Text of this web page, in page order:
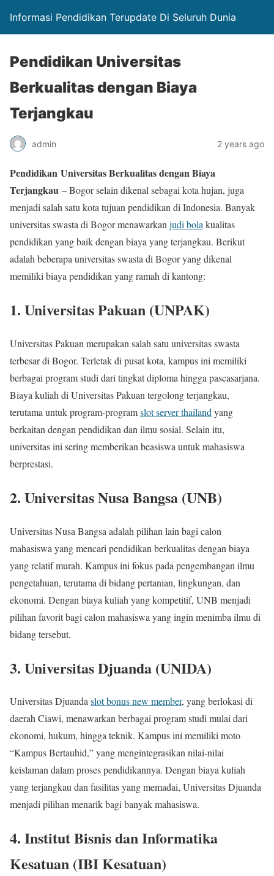
Informasi Pendidikan Terupdate Di Seluruh Dunia
Pendidikan Universitas
Berkualitas dengan Biaya
Terjangkau
admin 2 years ago
Pendidikan Universitas Berkualitas dengan Biaya
Terjangkau – Bogor selain dikenal sebagai kota hujan, juga
menjadi salah satu kota tujuan pendidikan di Indonesia. Banyak
universitas swasta di Bogor menawarkan judi bola kualitas
pendidikan yang baik dengan biaya yang terjangkau. Berikut
adalah beberapa universitas swasta di Bogor yang dikenal
memiliki biaya pendidikan yang ramah di kantong:
1. Universitas Pakuan (UNPAK)
Universitas Pakuan merupakan salah satu universitas swasta
terbesar di Bogor. Terletak di pusat kota, kampus ini memiliki
berbagai program studi dari tingkat diploma hingga pascasarjana.
Biaya kuliah di Universitas Pakuan tergolong terjangkau,
terutama untuk program-programslot server thailand yang
berkaitan dengan pendidikan dan ilmu sosial. Selain itu,
universitas ini sering memberikan beasiswa untuk mahasiswa
berprestasi.
2. Universitas Nusa Bangsa (UNB)
Universitas Nusa Bangsa adalah pilihan lain bagi calon
mahasiswa yang mencari pendidikan berkualitas dengan biaya
yang relatif murah. Kampus ini fokus pada pengembangan ilmu
pengetahuan, terutama di bidang pertanian, lingkungan, dan
ekonomi. Dengan biaya kuliah yang kompetitif, UNB menjadi
pilihan favorit bagi calon mahasiswa yang ingin menimba ilmu di
bidang tersebut.
3. Universitas Djuanda (UNIDA)
Universitas Djuandaslot bonus new member, yang berlokasi di
daerah Ciawi, menawarkan berbagai program studi mulai dari
ekonomi, hukum, hingga teknik. Kampus ini memiliki moto
“Kampus Bertauhid,” yang mengintegrasikan nilai-nilai
keislaman dalam proses pendidikannya. Dengan biaya kuliah
yang terjangkau dan fasilitas yang memadai, Universitas Djuanda
menjadi pilihan menarik bagi banyak mahasiswa.
4. Institut Bisnis dan Informatika
Kesatuan (IBI Kesatuan)